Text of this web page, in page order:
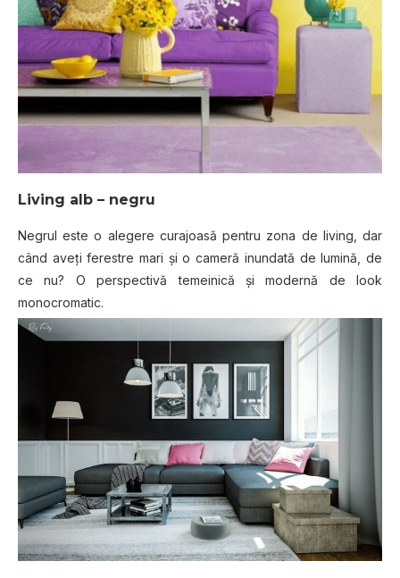
Living alb – negru
Negrul este o alegere curajoasă pentru zona de living, dar
când aveți ferestre mari și o cameră inundată de lumină, de
ce nu? O perspectivă temeinică și modernă de look
monocromatic.